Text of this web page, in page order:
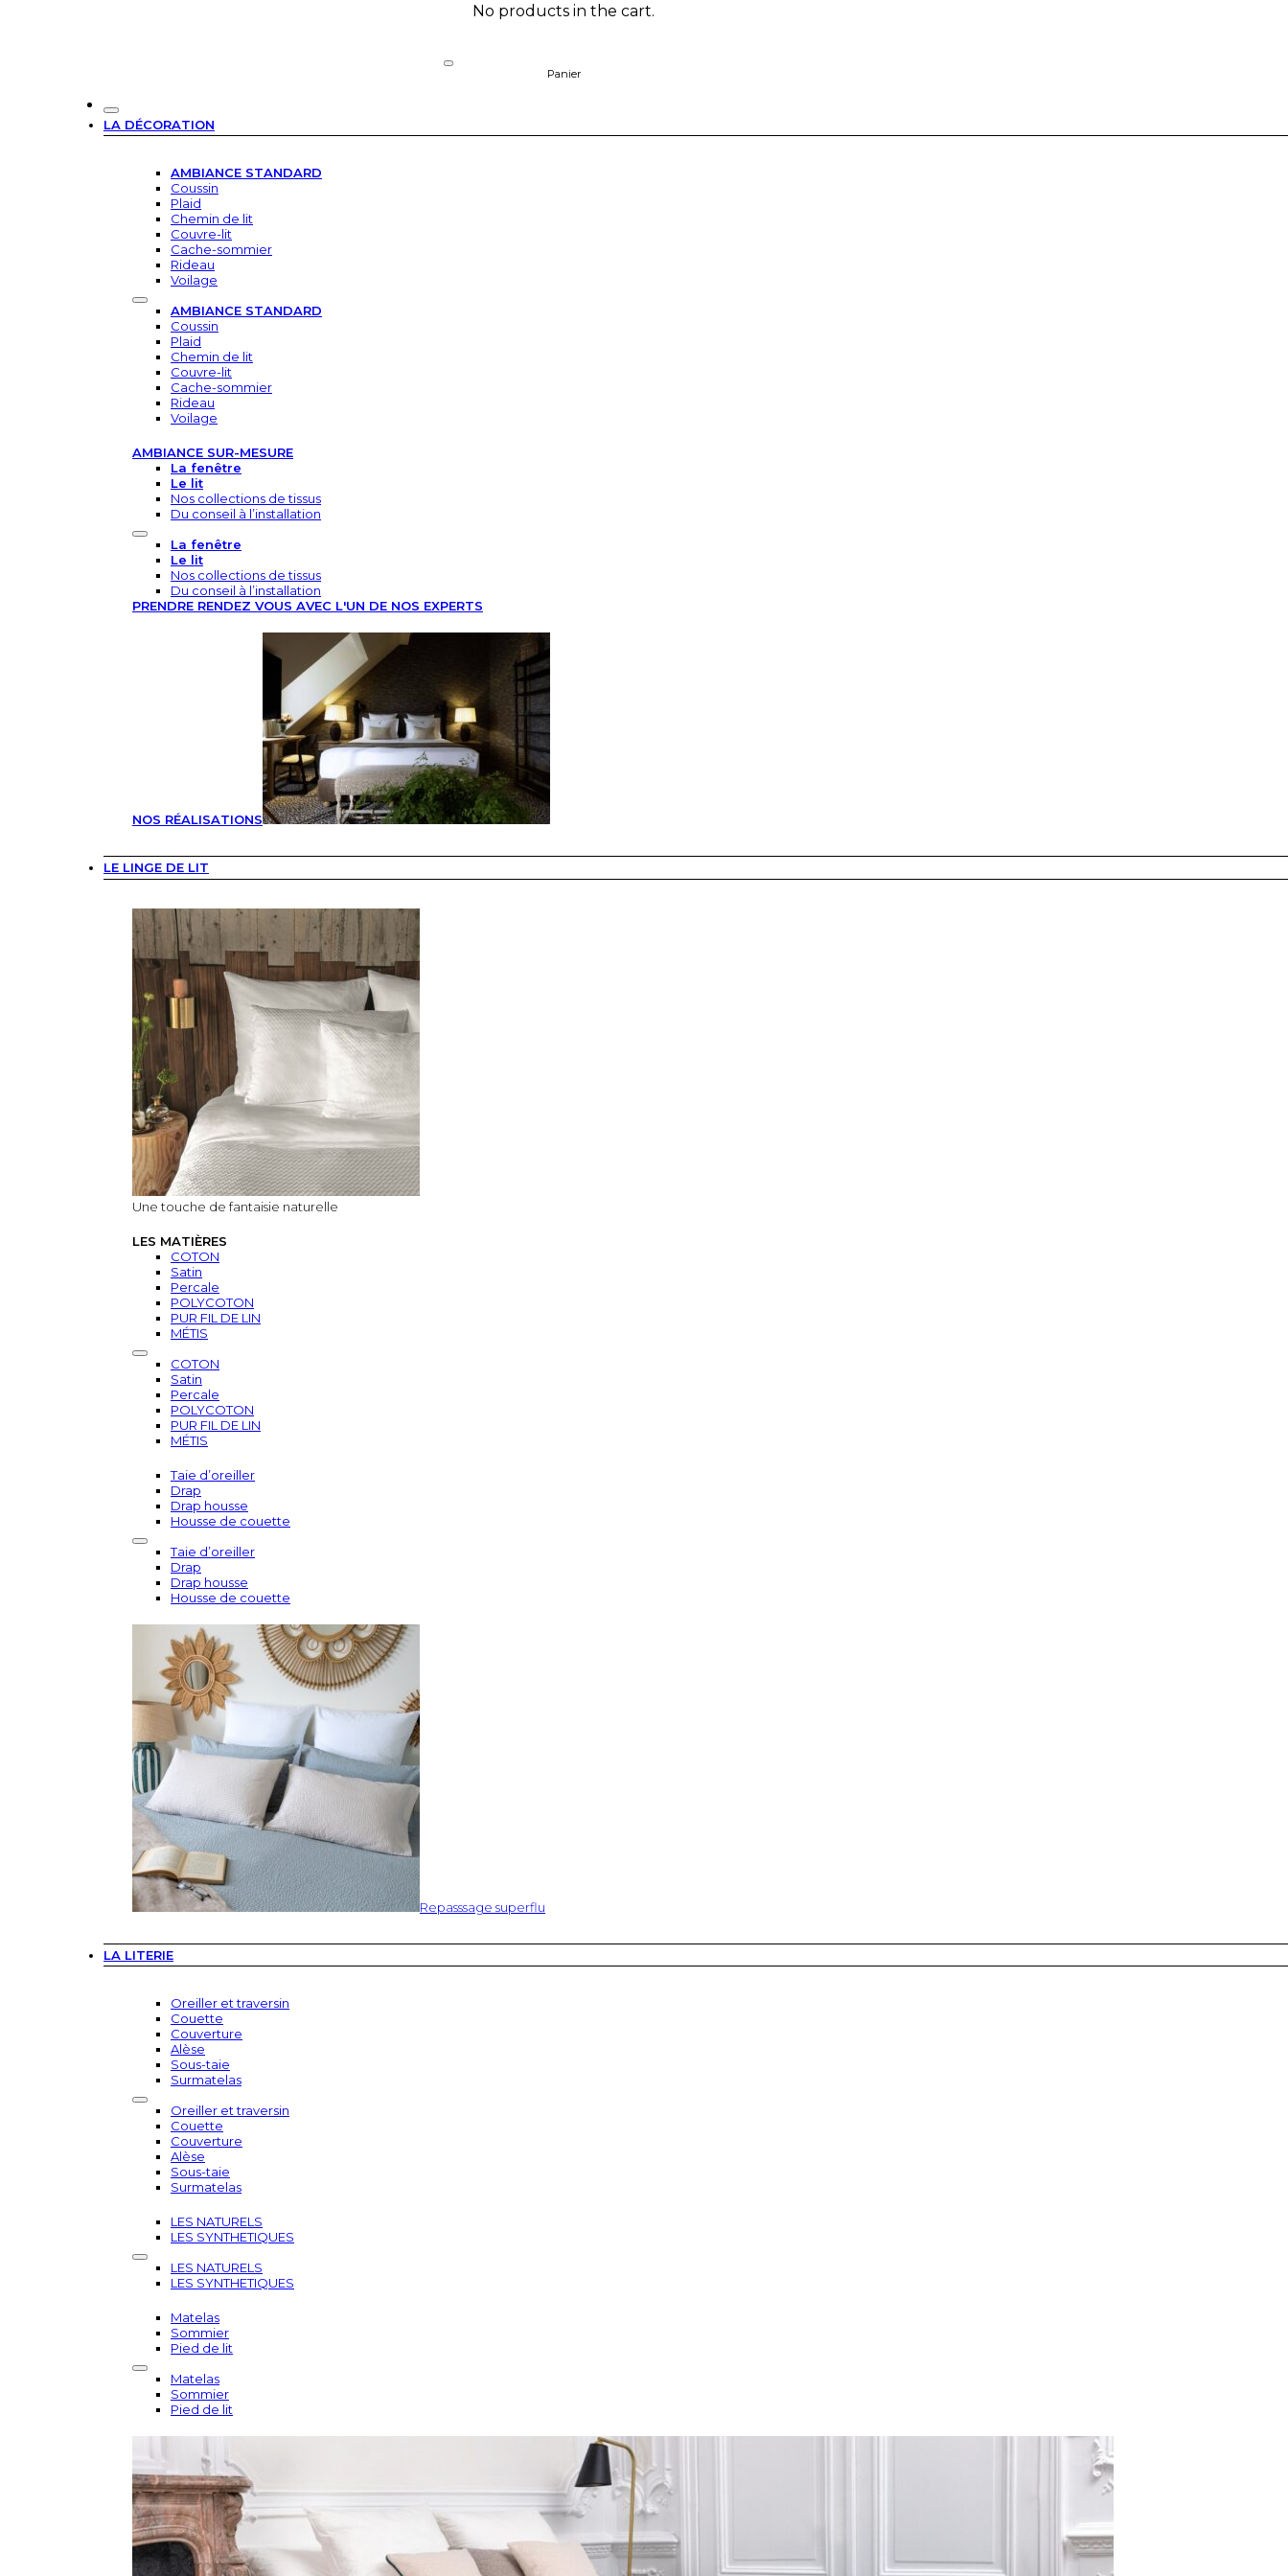
No products in the cart.
Panier
LA DÉCORATION
AMBIANCE STANDARD
Coussin
Plaid
Chemin de lit
Couvre-lit
Cache-sommier
Rideau
Voilage
AMBIANCE STANDARD
Coussin
Plaid
Chemin de lit
Couvre-lit
Cache-sommier
Rideau
Voilage
AMBIANCE SUR-MESURE
La fenêtre
Le lit
Nos collections de tissus
Du conseil à l’installation
La fenêtre
Le lit
Nos collections de tissus
Du conseil à l’installation
PRENDRE RENDEZ VOUS AVEC L'UN DE NOS EXPERTS
NOS RÉALISATIONS
LE LINGE DE LIT
Une touche de fantaisie naturelle
LES MATIÈRES
COTON
Satin
Percale
POLYCOTON
PUR FIL DE LIN
MÉTIS
COTON
Satin
Percale
POLYCOTON
PUR FIL DE LIN
MÉTIS
Taie d’oreiller
Drap
Drap housse
Housse de couette
Taie d’oreiller
Drap
Drap housse
Housse de couette
Repasssage superflu
LA LITERIE
Oreiller et traversin
Couette
Couverture
Alèse
Sous-taie
Surmatelas
Oreiller et traversin
Couette
Couverture
Alèse
Sous-taie
Surmatelas
LES NATURELS
LES SYNTHETIQUES
LES NATURELS
LES SYNTHETIQUES
Matelas
Sommier
Pied de lit
Matelas
Sommier
Pied de lit